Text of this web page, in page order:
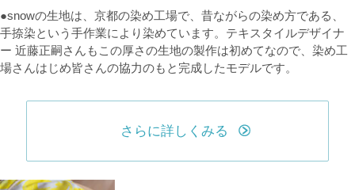
●snowの生地は、京都の染め工場で、昔ながらの染め方である、
手捺染という手作業により染めています。テキスタイルデザイナ
ー 近藤正嗣さんもこの厚さの生地の製作は初めてなので、染め工
場さんはじめ皆さんの協力のもと完成したモデルです。
さらに詳しくみる